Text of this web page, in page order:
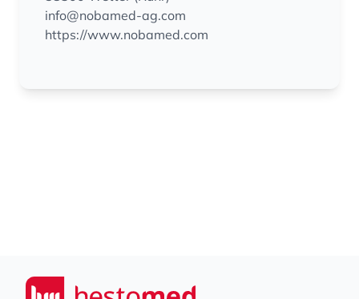
info@nobamed-ag.com
https://www.nobamed.com
Seiwert GmbH